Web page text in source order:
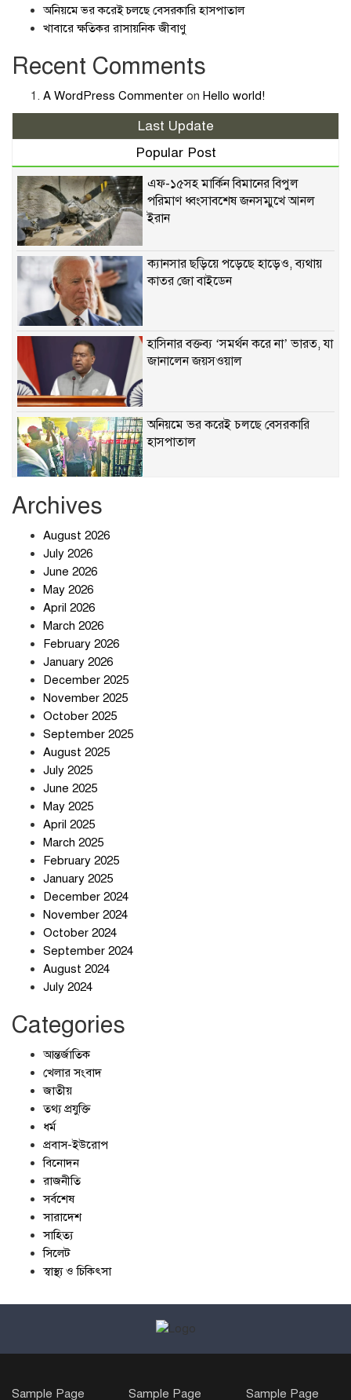
অনিয়মে ভর করেই চলছে বেসরকারি হাসপাতাল
খাবারে ক্ষতিকর রাসায়নিক জীবাণু
Recent Comments
A WordPress Commenter on Hello world!
Last Update
Popular Post
এফ-১৫সহ মার্কিন বিমানের বিপুল
পরিমাণ ধ্বংসাবশেষ জনসম্মুখে আনল
ইরান
ক্যানসার ছড়িয়ে পড়েছে হাড়েও, ব্যথায়
কাতর জো বাইডেন
হাসিনার বক্তব্য ‘সমর্থন করে না’ ভারত, যা
জানালেন জয়সওয়াল
অনিয়মে ভর করেই চলছে বেসরকারি
হাসপাতাল
Archives
August 2026
July 2026
June 2026
May 2026
April 2026
March 2026
February 2026
January 2026
December 2025
November 2025
October 2025
September 2025
August 2025
July 2025
June 2025
May 2025
April 2025
March 2025
February 2025
January 2025
December 2024
November 2024
October 2024
September 2024
August 2024
July 2024
Categories
আন্তর্জাতিক
খেলার সংবাদ
জাতীয়
তথ্য প্রযুক্তি
ধর্ম
প্রবাস-ইউরোপ
বিনোদন
রাজনীতি
সর্বশেষ
সারাদেশ
সাহিত্য
সিলেট
স্বাস্থ্য ও চিকিৎসা
Sample Page Sample Page Sample Page